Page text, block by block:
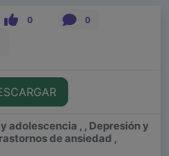
0 0
adolescencia , , Depresión y
de ansiedad ,